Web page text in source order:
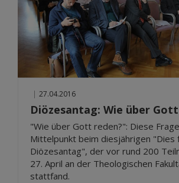
| 27.04.2016
Diözesantag: Wie über
"Wie über Gott reden?": Diese
Mittelpunkt beim diesjährigen "Dies
Diözesantag", der vor rund 200
27. April an der Theologischen
stattfand.